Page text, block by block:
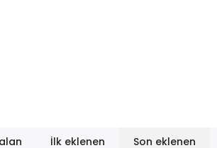
İlk eklenen Son eklenen